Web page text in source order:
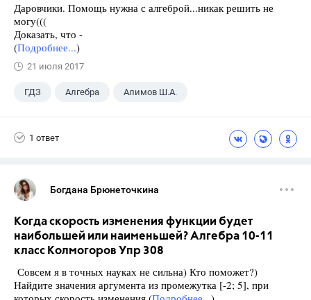
Даровчики. Помощь нужна с алгеброй...никак решить не
могу(((
Доказать, что -
(Подробнее...)
21 июля 2017
ГДЗ Алгебра Алимов Ш.А.
1 ответ
Богдана Брюнеточкина
Когда скорость изменения функции будет
наибольшей или наименьшей? Алгебра 10-11
класс Колмогоров Упр 308
Совсем я в точных науках не сильна) Кто поможет?)
Найдите значения аргумента из промежутка [-2; 5], при